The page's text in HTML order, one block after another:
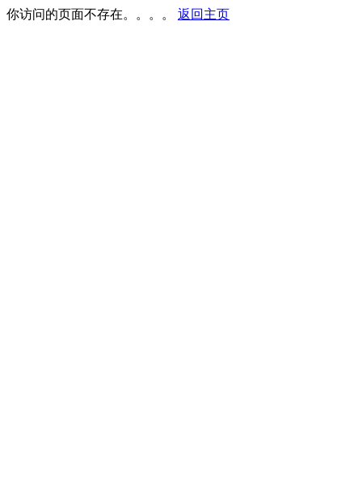
你访问的页面不存在。。。。 返回主页